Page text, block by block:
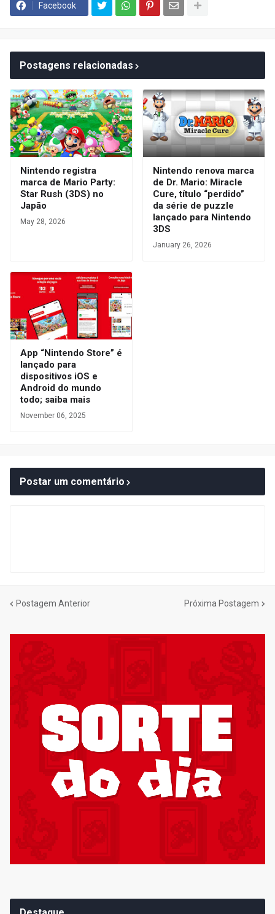
Facebook
Postagens relacionadas
Nintendo registra
marca de Mario Party:
Star Rush (3DS) no
Japão
May 28, 2026
Nintendo renova marca
de Dr. Mario: Miracle
Cure, título “perdido”
da série de puzzle
lançado para Nintendo
3DS
January 26, 2026
App “Nintendo Store” é
lançado para
dispositivos iOS e
Android do mundo
todo; saiba mais
November 06, 2025
Postar um comentário
Postagem Anterior Próxima Postagem